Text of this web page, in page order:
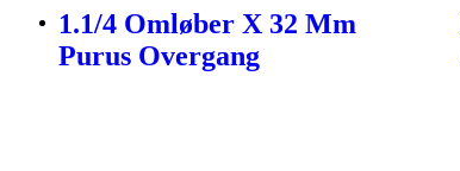
1.1/4 Omløber X 32 Mm
Purus Overgang